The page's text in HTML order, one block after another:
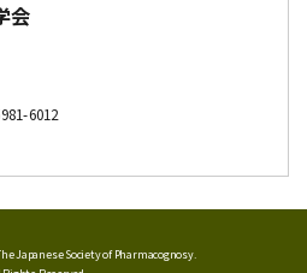
会
6012
Japanese Society of Pharmacognosy.